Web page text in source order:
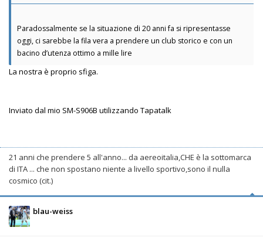
Paradossalmente se la situazione di 20 anni fa si ripresentasse
oggi, ci sarebbe la fila vera a prendere un club storico e con un
bacino d’utenza ottimo a mille lire
La nostra è proprio sfiga.
Inviato dal mio SM-S906B utilizzando Tapatalk
21 anni che prendere 5 all'anno... da aereoitalia,CHE è la sottomarca
di ITA ... che non spostano niente a livello sportivo,sono il nulla
cosmico (cit.)
blau-weiss